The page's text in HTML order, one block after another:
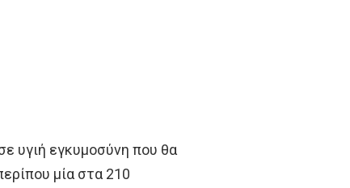
υγιή εγκυμοσύνη που θα
μία στα 210